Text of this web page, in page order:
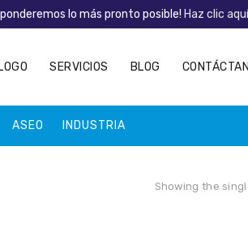
SERVICIOS BLOG
ASEO INDUSTRIA
Showing the
lo más pronto posible! Haz clic